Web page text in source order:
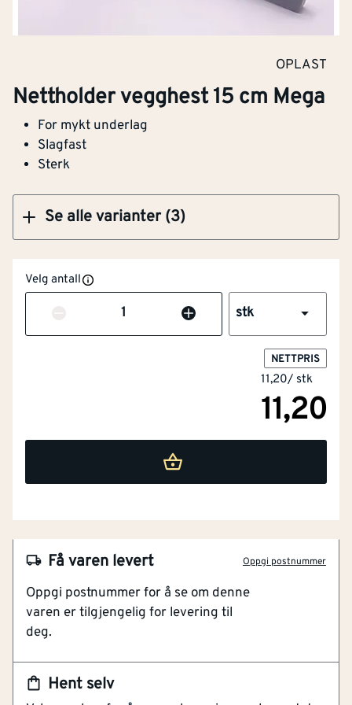
OPLAST
Nettholder vegghest 15 cm Mega
For mykt underlag
Slagfast
Sterk
Se alle varianter (3)
Klikk og hent
Velg antall
Antall stk
NETTPRIS
11,20/ stk
11,20
Hent selv
Få varen levert Oppgi postnummer
Oppgi postnummer for å se om denne
varen er tilgjengelig for levering til
deg.
NOBB
44075780
Artikkelnummer
101207719
For mykt underlag
Sterk